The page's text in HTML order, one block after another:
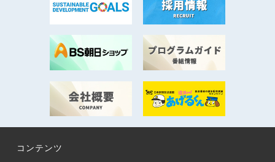
コンテンツ